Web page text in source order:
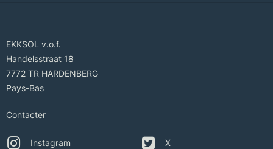
EKKSOL v.o.f.
Handelsstraat 18
7772 TR HARDENBERG
Pays-Bas
Contacter
Instagram X